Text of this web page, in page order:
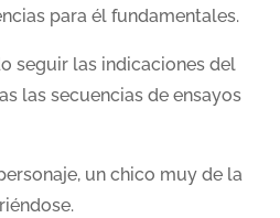
para él fundamentales.
seguir las indicaciones del
las secuencias de ensayos
un chico muy de la